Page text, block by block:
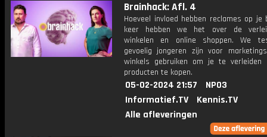
Brainhack: Afl. 4
Hoeveel invloed hebben reclames op je
keer hebben we het over de
winkelen en online shoppen. We
gevoelig jongeren zijn voor
winkels gebruiken om je te verleiden
producten te kopen.
05-02-2024 21:57
NPO3
Informatief.TV
Kennis.TV
Alle afleveringen